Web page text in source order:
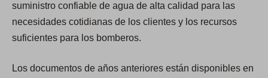
suministro confiable de agua de alta calidad para las
necesidades cotidianas de los clientes y los recursos
suficientes para los bomberos.
Los documentos de años anteriores están disponibles en